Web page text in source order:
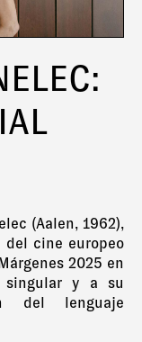
(Aalen, 1962),
del cine europeo
2025 en
singular y a su
del lenguaje